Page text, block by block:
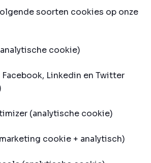
soorten cookies op onze
cookie)
Linkedin en Twitter
(analytische cookie)
cookie + analytisch)